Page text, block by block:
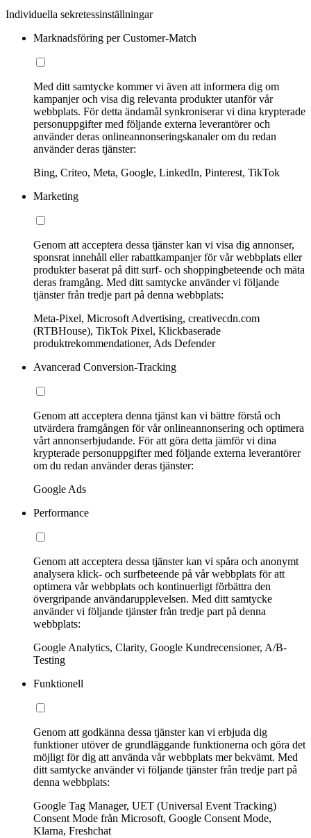
Individuella sekretessinställningar
Marknadsföring per Customer-Match
Med ditt samtycke kommer vi även att informera dig om
kampanjer och visa dig relevanta produkter utanför vår
webbplats. För detta ändamål synkroniserar vi dina krypterade
personuppgifter med följande externa leverantörer och
använder deras onlineannonseringskanaler om du redan
använder deras tjänster:
Bing, Criteo, Meta, Google, LinkedIn, Pinterest, TikTok
Marketing
Genom att acceptera dessa tjänster kan vi visa dig annonser,
sponsrat innehåll eller rabattkampanjer för vår webbplats eller
produkter baserat på ditt surf- och shoppingbeteende och mäta
deras framgång. Med ditt samtycke använder vi följande
tjänster från tredje part på denna webbplats:
Meta-Pixel, Microsoft Advertising, creativecdn.com
(RTBHouse), TikTok Pixel, Klickbaserade
produktrekommendationer, Ads Defender
Avancerad Conversion-Tracking
Genom att acceptera denna tjänst kan vi bättre förstå och
utvärdera framgången för vår onlineannonsering och optimera
vårt annonserbjudande. För att göra detta jämför vi dina
krypterade personuppgifter med följande externa leverantörer
om du redan använder deras tjänster:
Google Ads
Performance
Genom att acceptera dessa tjänster kan vi spåra och anonymt
analysera klick- och surfbeteende på vår webbplats för att
optimera vår webbplats och kontinuerligt förbättra den
övergripande användarupplevelsen. Med ditt samtycke
använder vi följande tjänster från tredje part på denna
webbplats:
Google Analytics, Clarity, Google Kundrecensioner, A/B-
Testing
Funktionell
Genom att godkänna dessa tjänster kan vi erbjuda dig
funktioner utöver de grundläggande funktionerna och göra det
möjligt för dig att använda vår webbplats mer bekvämt. Med
ditt samtycke använder vi följande tjänster från tredje part på
denna webbplats:
Google Tag Manager, UET (Universal Event Tracking)
Consent Mode från Microsoft, Google Consent Mode,
Klarna, Freshchat